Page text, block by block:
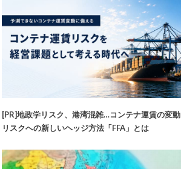
[PR]地政学リスク、港湾混雑…コンテナ運賃の変動
リスクへの新しいヘッジ方法「FFA」とは